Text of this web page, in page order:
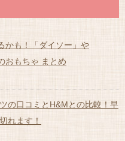
かも！「ダイソー」や
おもちゃ まとめ
の口コミとH&Mとの比較！早
れます！